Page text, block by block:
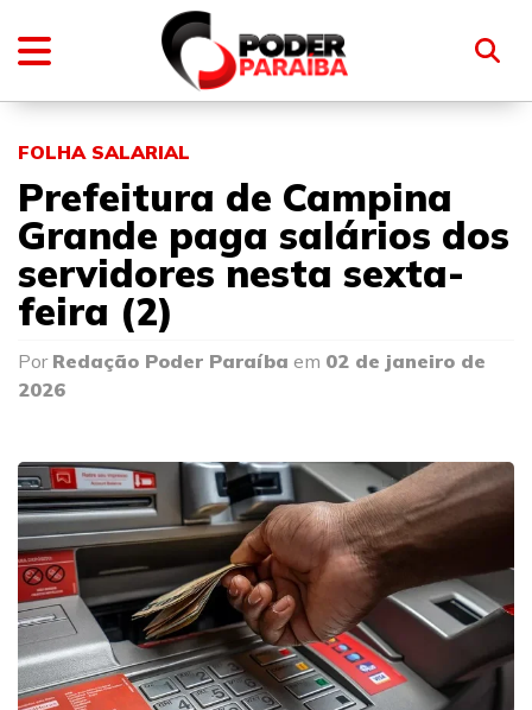
FOLHA SALARIAL
Prefeitura de Campina
Grande paga salários dos
servidores nesta sexta-
feira (2)
Por Redação Poder Paraíba em 02 de janeiro de
2026